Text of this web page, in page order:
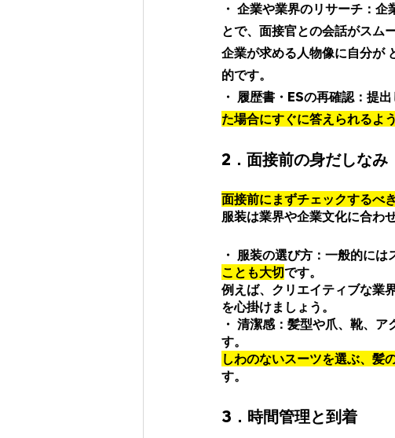
・ 企業や業界のリサーチ：
とで、面接官との会話がスム
企業が求める人物像に自分が
的です。
・ 履歴書・ESの再確認：提
た場合にすぐに答えられるよ
2．面接前の身だしなみ
面接前にまずチェックするべ
服装は業界や企業文化に合わせ
・ 服装の選び方：一般的には
ことも大切です。
例えば、クリエイティブな業
を心掛けましょう。
・ 清潔感：髪型や爪、靴、ア
す。
しわのないスーツを選ぶ、髪
す。
3．時間管理と到着